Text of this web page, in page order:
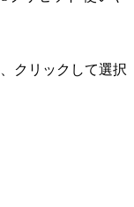
クリックして選択